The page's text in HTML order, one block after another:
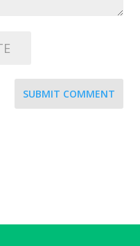
SUBMIT COMMENT